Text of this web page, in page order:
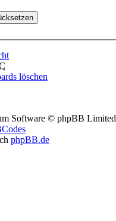
löschen
Software © phpBB Limited
phpBB.de